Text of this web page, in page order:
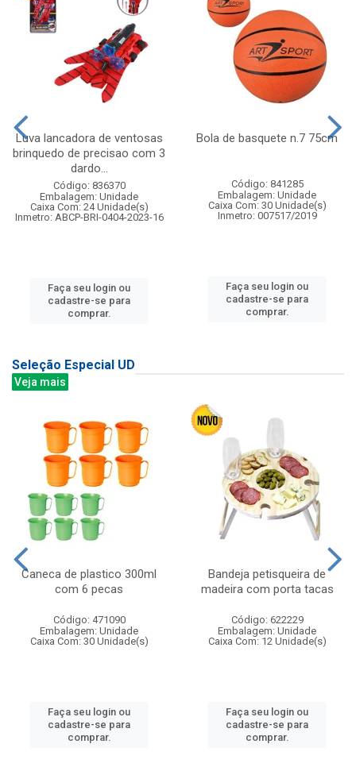
Luva lancadora de ventosas
brinquedo de precisao com 3
dardo...
Código: 836370
Embalagem: Unidade
Caixa Com: 24 Unidade(s)
Inmetro: ABCP-BRI-0404-2023-16
Faça seu login ou
cadastre-se para
comprar.
Bola de basquete n.7 75cm
Código: 841285
Embalagem: Unidade
Caixa Com: 30 Unidade(s)
Inmetro: 007517/2019
Faça seu login ou
cadastre-se para
comprar.
Seleção Especial UD
Veja mais
Caneca de plastico 300ml
com 6 pecas
Código: 471090
Embalagem: Unidade
Caixa Com: 30 Unidade(s)
Faça seu login ou
cadastre-se para
comprar.
Bandeja petisqueira de
madeira com porta tacas
Código: 622229
Embalagem: Unidade
Caixa Com: 12 Unidade(s)
Faça seu login ou
cadastre-se para
comprar.